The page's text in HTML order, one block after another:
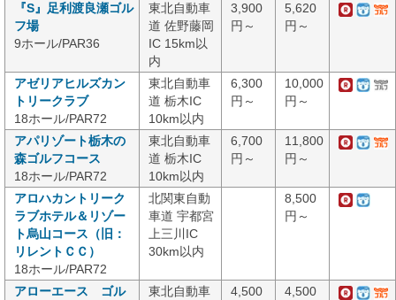
『S』足利渡良瀬ゴル
フ場
9ホール/PAR36
東北自動車
道 佐野藤岡
IC 15km以
内
3,900
円～
5,620
円～
アゼリアヒルズカン
トリークラブ
18ホール/PAR72
東北自動車
道 栃木IC
10km以内
6,300
円～
10,000
円～
アパリゾート栃木の
森ゴルフコース
18ホール/PAR72
東北自動車
道 栃木IC
10km以内
6,700
円～
11,800
円～
アロハカントリーク
ラブホテル＆リゾー
ト烏山コース（旧：
リレントＣＣ）
18ホール/PAR72
北関東自動
車道 宇都宮
上三川IC
30km以内
8,500
円～
アローエース ゴル
東北自動車
4,500
4,500